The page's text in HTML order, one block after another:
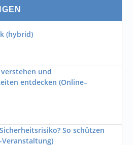
(hybrid)
und
entdecken (Online–
So schützen